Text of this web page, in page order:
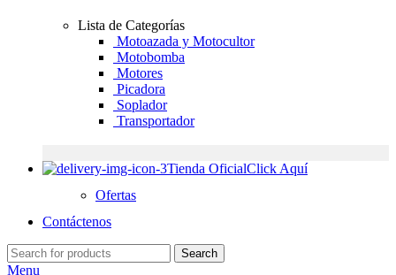
Lista de Categorías
Motoazada y Motocultor
Motobomba
Motores
Picadora
Soplador
Transportador
Tienda OficialClick Aquí
Ofertas
Contáctenos
Search
Menu